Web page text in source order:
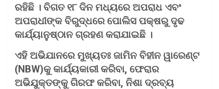
ରହିଛି । ବିଗତ ୧୮ ଦିନ ମଧ୍ୟରେ ଅପରାଧ ଏବଂ
ଅପରାଧୀଙ୍କ ବିରୁଦ୍ଧରେ ପୋଲିସ ପକ୍ଷରୁ ଦୃଢ
କାର୍ଯ୍ୟାନୁଷ୍ଠାନ ଗ୍ରହଣ କରାଯାଇଛି ।
ଏହି ଅଭିଯାନରେ ମୁଖ୍ୟତଃ ଜାମିନ ବିହୀନ ୱାରେଣ୍ଟ
(NBW)କୁ କାର୍ଯ୍ୟକାରୀ କରିବା, ଫେରାର
ଅଭିଯୁକ୍ତଙ୍କୁ ଗିରଫ କରିବା, ନିଶା ଦ୍ରବ୍ୟ